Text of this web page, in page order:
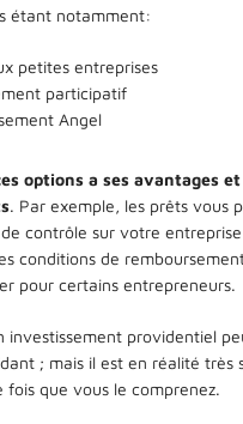
étant notamment:
petites entreprises
participatif
Angel
options a ses avantages et
. Par exemple, les prêts vous
contrôle sur votre
conditions de
pour certains entrepreneurs.
investissement providentiel
; mais il est en réalité très
fois que vous le comprenez.